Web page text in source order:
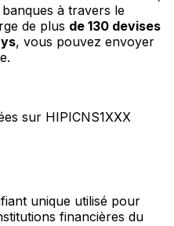
banques à travers le
de plus de 130 devises
, vous pouvez envoyer
sur HIPICNS1XXX
unique utilisé pour
financières du